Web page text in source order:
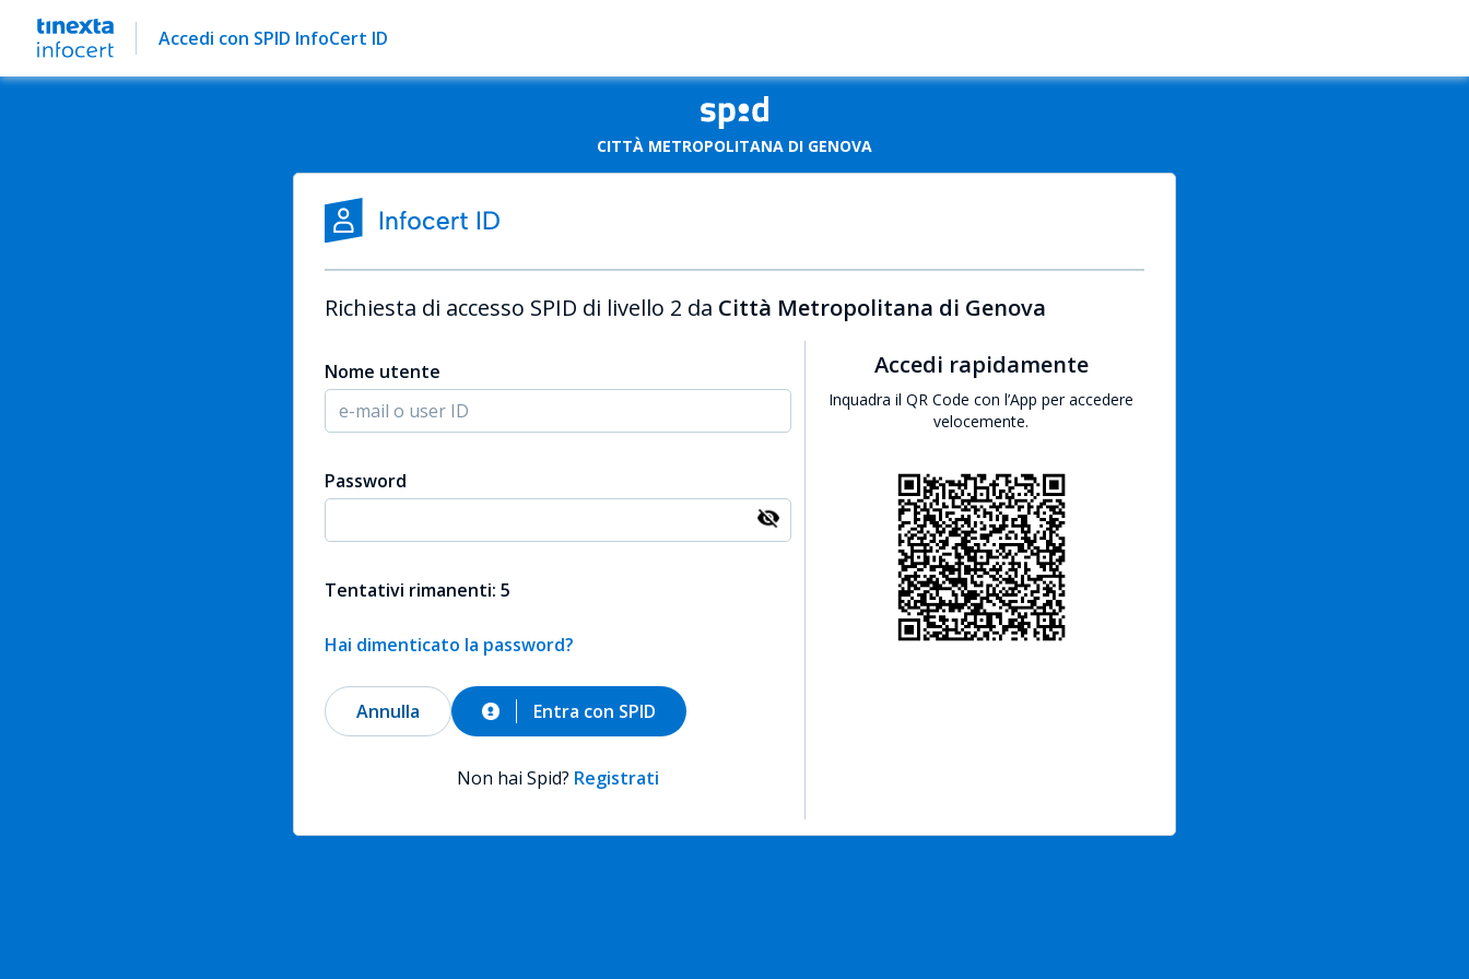
Accedi con SPID InfoCert ID
CITTÀ METROPOLITANA DI GENOVA
Richiesta di accesso SPID di livello 2 da Città Metropolitana di Genova
Nome utente
Password
Tentativi rimanenti: 5
Hai dimenticato la password?
Annulla Entra con SPID
Non hai Spid? Registrati
Accedi rapidamente
Inquadra il QR Code con l’App per accedere
velocemente.